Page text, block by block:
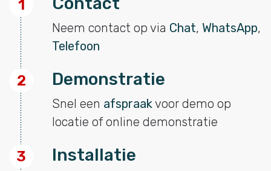
1
Neem contact op via Chat, WhatsApp,
Telefoon
2 Demonstratie
Snel een afspraak voor demo op
locatie of online demonstratie
3 Installatie